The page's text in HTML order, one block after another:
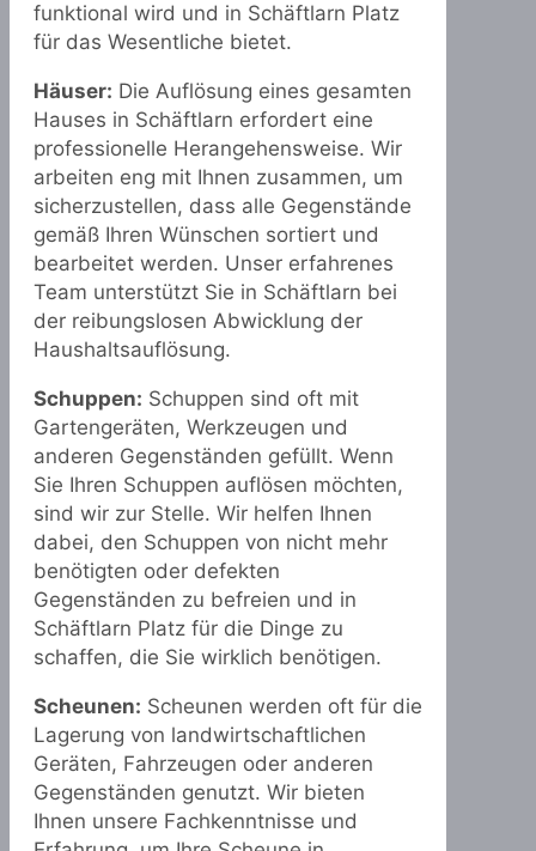
funktional wird und in Schäftlarn Platz
für das Wesentliche bietet.
Häuser: Die Auflösung eines gesamten
Hauses in Schäftlarn erfordert eine
professionelle Herangehensweise. Wir
arbeiten eng mit Ihnen zusammen, um
sicherzustellen, dass alle Gegenstände
gemäß Ihren Wünschen sortiert und
bearbeitet werden. Unser erfahrenes
Team unterstützt Sie in Schäftlarn bei
der reibungslosen Abwicklung der
Haushaltsauflösung.
Schuppen: Schuppen sind oft mit
Gartengeräten, Werkzeugen und
anderen Gegenständen gefüllt. Wenn
Sie Ihren Schuppen auflösen möchten,
sind wir zur Stelle. Wir helfen Ihnen
dabei, den Schuppen von nicht mehr
benötigten oder defekten
Gegenständen zu befreien und in
Schäftlarn Platz für die Dinge zu
schaffen, die Sie wirklich benötigen.
Scheunen: Scheunen werden oft für die
Lagerung von landwirtschaftlichen
Geräten, Fahrzeugen oder anderen
Gegenständen genutzt. Wir bieten
Ihnen unsere Fachkenntnisse und